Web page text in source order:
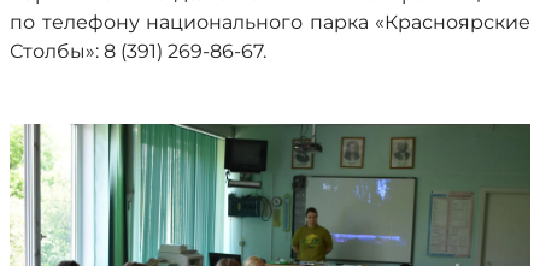
по телефону национального парка «Красноярские
Столбы»: 8 (391) 269-86-67.